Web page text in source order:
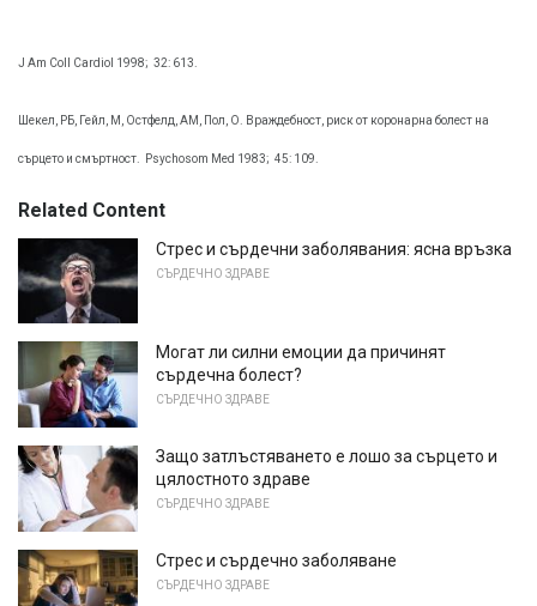
J Am Coll Cardiol 1998; 32: 613.
Шекел, РБ, Гейл, М, Остфелд, АМ, Пол, О. Враждебност, риск от коронарна болест на
сърцето и смъртност. Psychosom Med 1983; 45: 109.
Related Content
Стрес и сърдечни заболявания: ясна връзка
СЪРДЕЧНО ЗДРАВЕ
Могат ли силни емоции да причинят
сърдечна болест?
СЪРДЕЧНО ЗДРАВЕ
Защо затлъстяването е лошо за сърцето и
цялостното здраве
СЪРДЕЧНО ЗДРАВЕ
Стрес и сърдечно заболяване
СЪРДЕЧНО ЗДРАВЕ